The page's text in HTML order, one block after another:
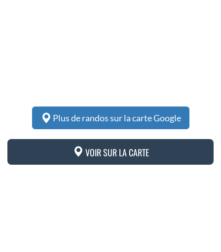
Plus de randos sur la carte Google
VOIR SUR LA CARTE